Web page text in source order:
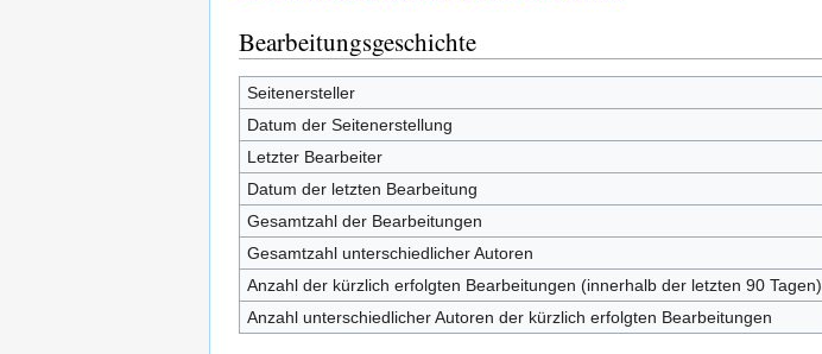
Bearbeitungsgeschichte
Seitenersteller
Datum der Seitenerstellung
Letzter Bearbeiter
Datum der letzten Bearbeitung
Gesamtzahl der Bearbeitungen
Gesamtzahl unterschiedlicher Autoren
Anzahl der kürzlich erfolgten Bearbeitungen (innerhalb der letzten 90 Tagen)
Anzahl unterschiedlicher Autoren der kürzlich erfolgten Bearbeitungen